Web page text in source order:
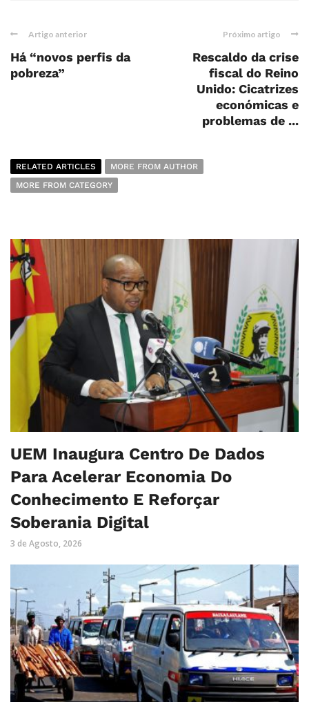
Artigo anterior
Há “novos perfis da
pobreza”
Próximo artigo
Rescaldo da crise
fiscal do Reino
Unido: Cicatrizes
económicas e
problemas de ...
RELATED ARTICLES
MORE FROM AUTHOR
MORE FROM CATEGORY
UEM Inaugura Centro De Dados
Para Acelerar Economia Do
Conhecimento E Reforçar
Soberania Digital
3 de Agosto, 2026